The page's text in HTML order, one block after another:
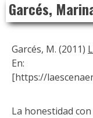
content
Garcés,
Garcés, M. (2011)
En:
[https://
La honestidad